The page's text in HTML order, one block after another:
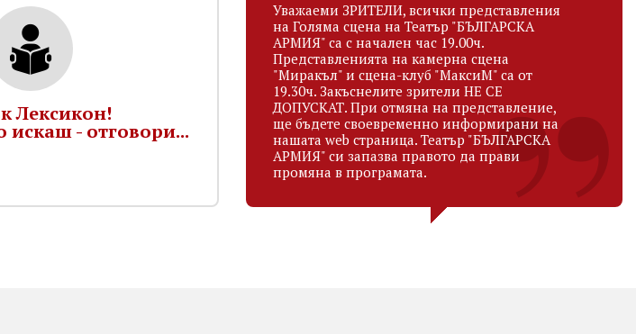
Лексикон!
искаш - отговори...
Уважаеми ЗРИТЕЛИ, всички представления
на Голяма сцена на Театър "БЪЛГАРСКА
АРМИЯ" са с начален час 19.00ч.
Представленията на камерна сцена
"Миракъл" и сцена-клуб "МаксиМ" са от
19.30ч. Закъснелите зрители НЕ СЕ
ДОПУСКАТ. При отмяна на представление,
ще бъдете своевременно информирани на
нашата web страница. Театър "БЪЛГАРСКА
АРМИЯ" си запазва правото да прави
промяна в програмата.